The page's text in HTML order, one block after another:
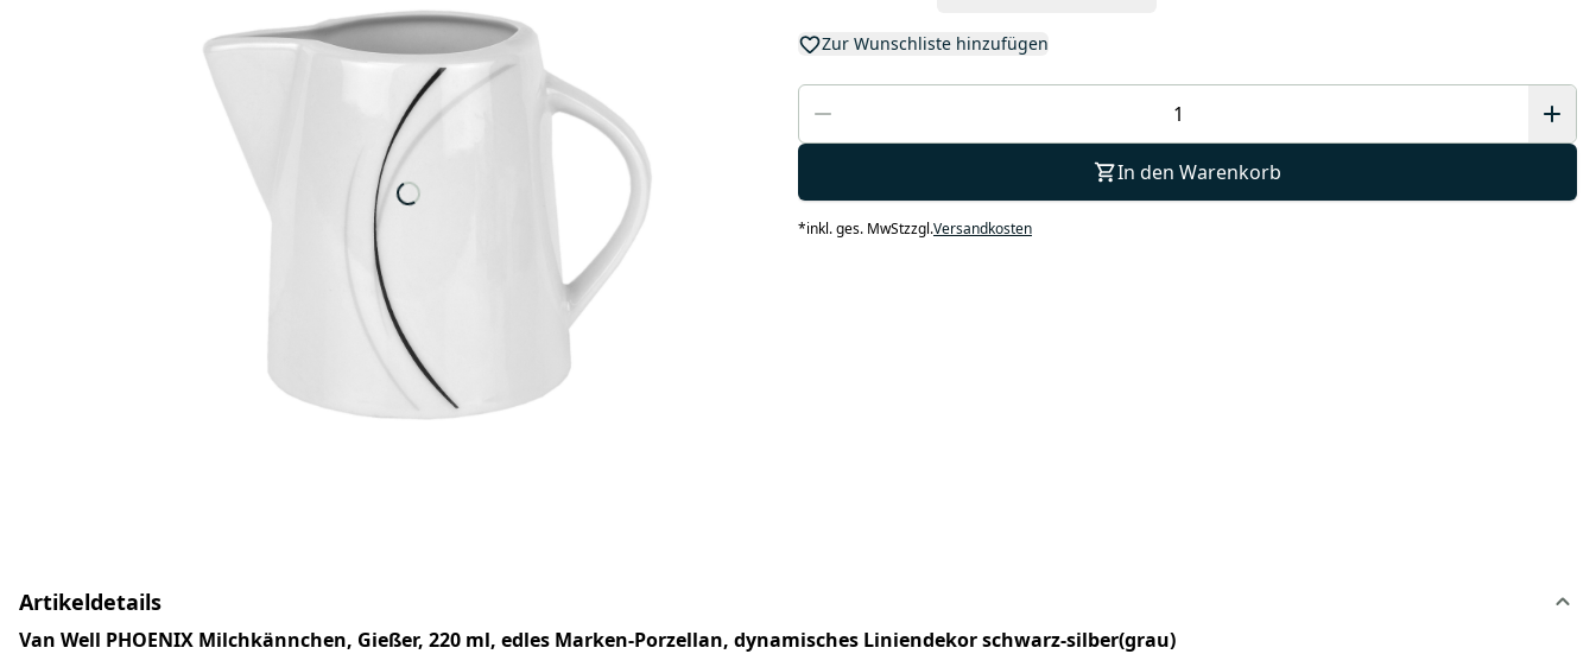
Zur Wunschliste hinzufügen
In den Warenkorb
*inkl. ges. MwStzzgl.Versandkosten
Artikeldetails
Van Well PHOENIX Milchkännchen, Gießer, 220 ml, edles Marken-Porzellan, dynamisches Liniendekor schwarz-silber(grau)